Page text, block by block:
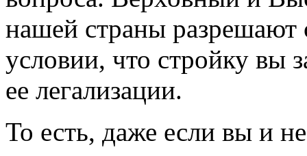
нашей страны разрешают
условии, что стройку вы
ее легализации.
То есть, даже если вы и